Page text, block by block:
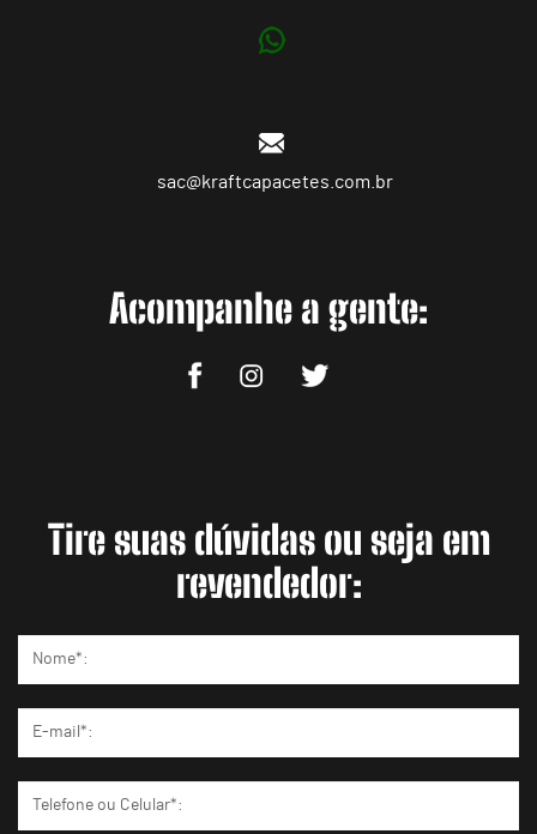
sac@kraftcapacetes.com.br
Acompanhe a gente:
Tire suas dúvidas ou seja em
revendedor: